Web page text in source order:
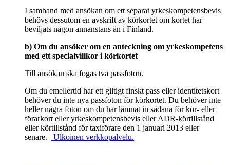
I samband med ansökan om ett separat yrkeskompetensbevis
behövs dessutom en avskrift av körkortet om kortet har
beviljats någon annanstans än i Finland.
b) Om du ansöker om en anteckning om yrkeskompetens
med ett specialvillkor i körkortet
Till ansökan ska fogas två passfoton.
Om du emellertid har ett giltigt finskt pass eller identitetskort
behöver du inte nya passfoton för körkortet. Du behöver inte
heller några foton om du har lämnat in sådana för kör- eller
förarkort eller yrkeskompetensbevis eller ADR-körtillstånd
eller körtillstånd för taxiförare den 1 januari 2013 eller
senare.
Ulkoinen verkkopalvelu.